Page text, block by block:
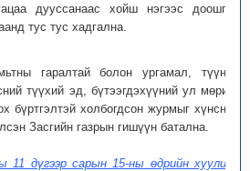
дууссанаас хойш нэгээс доошгүй
тус тус хадгална.
гаралтай болон ургамал, түүний
түүхий эд, бүтээгдэхүүний ул мөрийг
бүртгэлтэй холбогдсон журмыг хүнсний
Засгийн газрын гишүүн батална.
11 дүгээр сарын 15-ны өдрийн хуулиар